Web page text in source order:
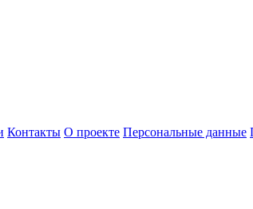
Контакты О проекте Персональные данные